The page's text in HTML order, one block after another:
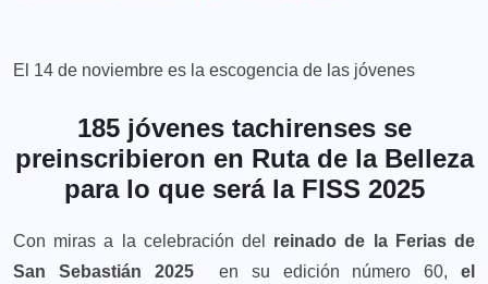
El 14 de noviembre es la escogencia de las jóvenes
185 jóvenes tachirenses se
preinscribieron en Ruta de la Belleza
para lo que será la FISS 2025
Con miras a la celebración del
reinado de la Ferias de
San Sebastián 2025en su edición número 60,el